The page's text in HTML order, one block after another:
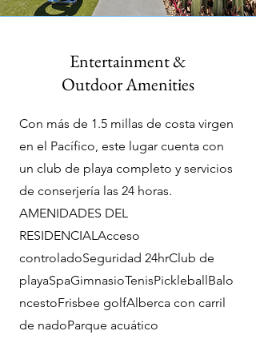
Entertainment &
Outdoor Amenities
Con más de 1.5 millas de costa virgen
en el Pacífico, este lugar cuenta con
un club de playa completo y servicios
de conserjería las 24 horas.
AMENIDADES DEL
RESIDENCIALAcceso
controladoSeguridad 24hrClub de
playaSpaGimnasioTenisPickleballBalo
ncestoFrisbee golfAlberca con carril
de nadoParque acuático